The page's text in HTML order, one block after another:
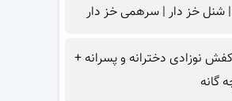
خز دار | سرهمی خز دار
کفش نوزادی دخترانه و پسرانه +
گانه